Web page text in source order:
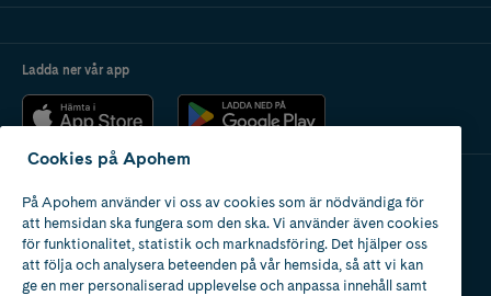
Ladda ner vår app
Apotek med tillstånd
av Läkemedelsverket
Cookies på Apohem
På Apohem använder vi oss av cookies som är nödvändiga för
att hemsidan ska fungera som den ska. Vi använder även cookies
för funktionalitet, statistik och marknadsföring. Det hjälper oss
att följa och analysera beteenden på vår hemsida, så att vi kan
ge en mer personaliserad upplevelse och anpassa innehåll samt